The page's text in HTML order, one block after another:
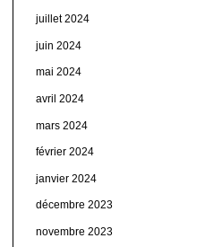
juillet 2024
juin 2024
mai 2024
avril 2024
mars 2024
février 2024
janvier 2024
décembre 2023
novembre 2023